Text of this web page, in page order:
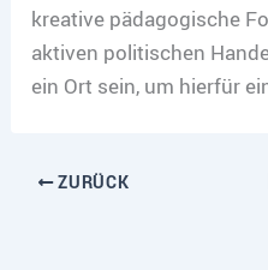
kreative pädagogische
aktiven politischen
ein Ort sein, um hierfür
ZURÜCK